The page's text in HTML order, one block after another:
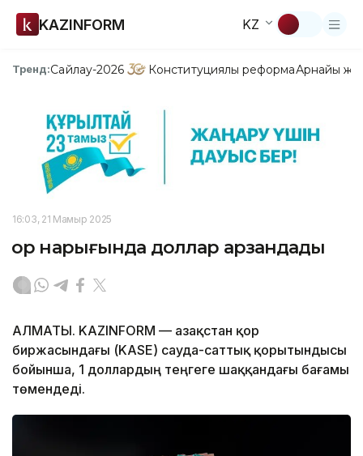
KAZINFORM KZ
Тренд:Сайлау-2026 Конституциялық реформаАрнайы
16:03, 21 Мамыр 2025
Қор нарығында доллар арзандады
АЛМАТЫ. KAZINFORM — Қазақстан қор
биржасындағы (KASE) сауда-саттық қорытындысы
бойынша, 1 доллардың теңгеге шаққандағы бағамы
төмендеді.